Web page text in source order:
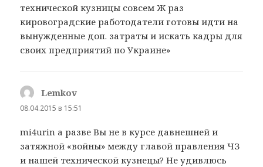
технической кузницы совсем Ж раз
кировоградские работодатели готовы идти на
вынужденные доп. затраты и искать кадры для
своих предприятий по Украине»
Lemkov
08.04.2015 в 15:51
mi4urin а разве Вы не в курсе давнешней и
затяжной «войны» между главой правления ЧЗ
и нашей технической кузнецы? Не удивлюсь